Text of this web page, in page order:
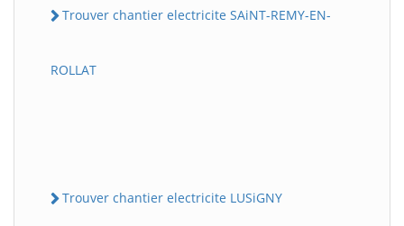
Trouver chantier electricite SAiNT-REMY-EN-
ROLLAT
Trouver chantier electricite LUSiGNY